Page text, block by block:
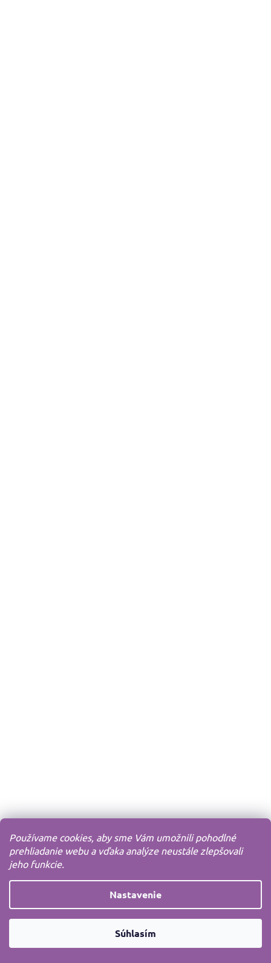
Používame cookies, aby sme Vám umožnili pohodlné
prehliadanie webu a vďaka analýze neustále zlepšovali
jeho funkcie.
Nastavenie
Súhlasím